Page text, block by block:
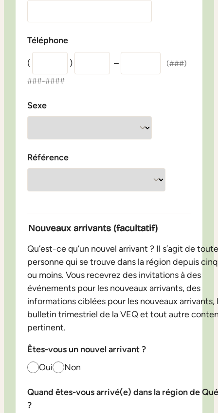
Téléphone
( ) –
(###)
###-####
Sexe
Référence
Nouveaux arrivants (facultatif)
Qu’est-ce qu’un nouvel arrivant ? Il s’agit de toute
personne qui se trouve dans la région depuis
ou moins. Vous recevrez des invitations à des
événements pour les nouveaux arrivants, des
informations ciblées pour les nouveaux arrivants,
bulletin trimestriel de la VEQ et tout autre
pertinent.
Êtes-vous un nouvel arrivant ?
Oui
Non
Quand êtes-vous arrivé(e) dans la région de
?